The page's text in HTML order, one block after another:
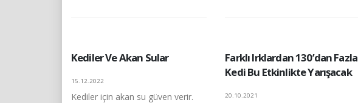
Kediler Ve Akan Sular
15.12.2022
Kediler için akan su güven verir.
Farklı Irklardan 130’dan Fazla
Kedi Bu Etkinlikte Yarışacak
20.10.2021